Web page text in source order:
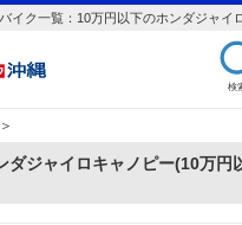
イク一覧：10万円以下のホンダジャイ
検
＞
ダジャイロキャノピー(10万円